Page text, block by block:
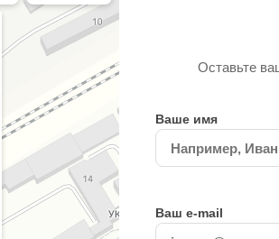
Оставьте
Ваше имя
Ваш e-mail